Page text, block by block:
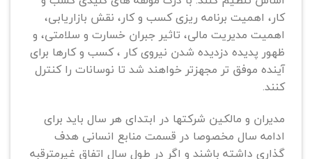
کار، اهمیت برنامه ریزی کسب و کار، نقش بازاریابی،
اهمیت مدیریت مالی، تاثیر جبران خسارت و سلامتی، و
ظهور پدیده دزدیده شدن نیروی کار ، کسب و کارها برای
آینده موفق تر مجهزتر خواهند شد تا نوسانات را کنترل
کنند.
مدیران و مالکین شرکتها در ابتدای هر سال باید برای
ادامه سال مخصوصا در قسمت منابع انسانی هدف
گذاری داشته باشند و اگر در طول سال اتفاق غیرمترقبه